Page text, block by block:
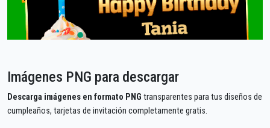
Imágenes PNG para descargar
Descarga imágenes en formato PNG transparentes para tus diseños de
cumpleaños, tarjetas de invitación completamente gratis.